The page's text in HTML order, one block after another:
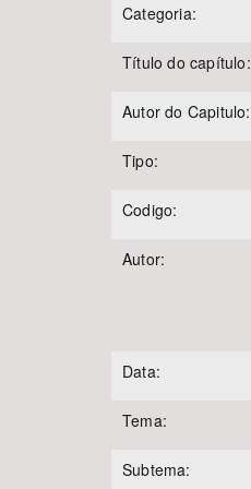
Área de Levantamento
Categoria:
Título do capítulo:
Autor do Capitulo:
Tipo:
Codigo:
Autor:
Data:
Tema:
Subtema: